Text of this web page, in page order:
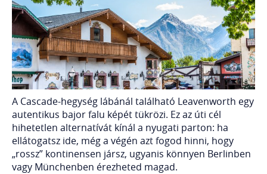
A Cascade-hegység lábánál található Leavenworth egy
autentikus bajor falu képét tükrözi. Ez az úti cél
hihetetlen alternatívát kínál a nyugati parton: ha
ellátogatsz ide, még a végén azt fogod hinni, hogy
„rossz” kontinensen jársz, ugyanis könnyen Berlinben
vagy Münchenben érezheted magad.